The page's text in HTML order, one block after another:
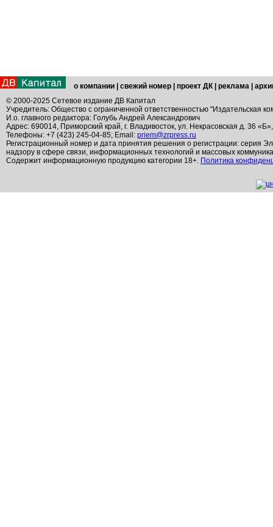
о компании свежий номер проект ДК реклама
© 2000-2025 Сетевое издание ДВ Капитал
Учредитель: Общество с ограниченной ответственностью "Издательская
И.о. главного редактора: Голубь Андрей Александрович
Адрес: 690014, Приморский край, г. Владивосток, ул. Некрасовская д. 36
Телефоны: +7 (423) 245-04-85; Email: priem@zrpress.ru
Регистрационный номер и дата принятия решения о регистрации: серия
надзору в сфере связи, информационных технологий и массовых
Содержит информационную продукцию категории 18+. Политика